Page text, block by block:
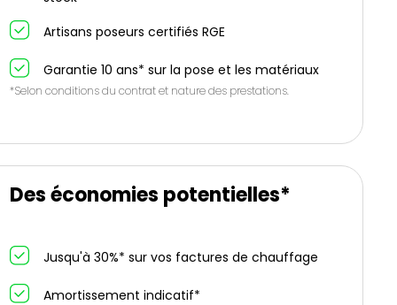
Artisans poseurs certifiés RGE
Garantie 10 ans* sur la pose et les matériaux
*Selon conditions du contrat et nature des prestations.
Des économies potentielles*
Jusqu'à 30%* sur vos factures de chauffage
Amortissement indicatif*